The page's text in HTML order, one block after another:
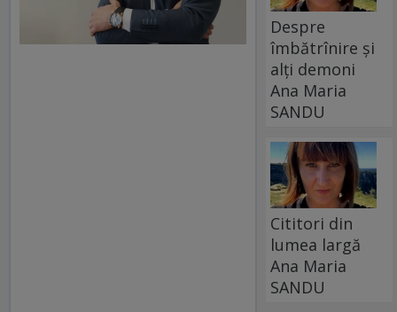
Despre
îmbătrînire și
alți demoni
Ana Maria
SANDU
Cititori din
lumea largă
Ana Maria
SANDU